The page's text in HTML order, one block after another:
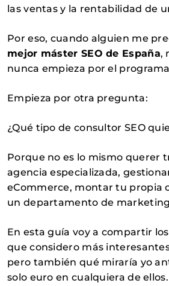
las ventas y la rentabilidad de
Por eso, cuando alguien me
mejor máster SEO de España,
nunca empieza por el
Empieza por otra pregunta:
¿Qué tipo de consultor SEO
Porque no es lo mismo querer
agencia especializada,
eCommerce, montar tu propia
un departamento de
En esta guía voy a compartir los
que considero más
pero también qué miraría yo
solo euro en cualquiera de ellos.